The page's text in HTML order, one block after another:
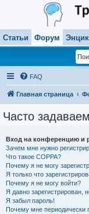
Статьи Форум
FAQ
Главная страница
Часто
Вход на конференцию и
Зачем мне нужно
Что такое COPPA?
Почему я не могу
Я только что
Почему я не могу войти?
Я давно зарегистрирован,
Я забыл пароль!
Почему мне периодически